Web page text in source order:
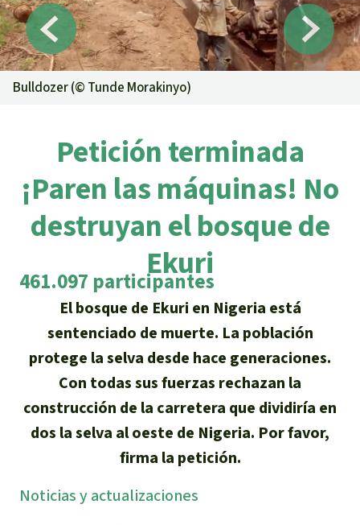
Proyectos
Informaciones
Éxitos y Noticias
Suscribirme al boletín
Prensa
Banners Salva la Selva
Widget Salva la Selva
Agenda
Temas
Clima
Madera tropical
Biodiversidad
Selva tropical
Derechos de la Naturaleza
Bioenergía
Agua
Metales
Salva la Selva
Salva la Selva
Acerca de Salva la Selva
40 años Salva la Selva
En los Medios
FAQ
Transparencia
Contacto
Búsqueda
Español
Deutsch
English
Français
Italiano
Português
Indonesia
Donación general
Urgen donaciones
Preguntas y Respuestas
Donar para un tema
Bienestar animal
Defensa de la selva
Defensoras y defensores de la
selva
Donar para una región
Sudeste de Asia
África
Latinoamérica
Bulldozer (© Tunde Morakinyo)
Petición terminada
¡Paren las máquinas! No
destruyan el bosque de
Ekuri
461.097 participantes
El bosque de Ekuri en Nigeria está
sentenciado de muerte. La población
protege la selva desde hace generaciones.
Con todas sus fuerzas rechazan la
construcción de la carretera que dividiría en
dos la selva al oeste de Nigeria. Por favor,
firma la petición.
Noti­cias y actuali­zaciones